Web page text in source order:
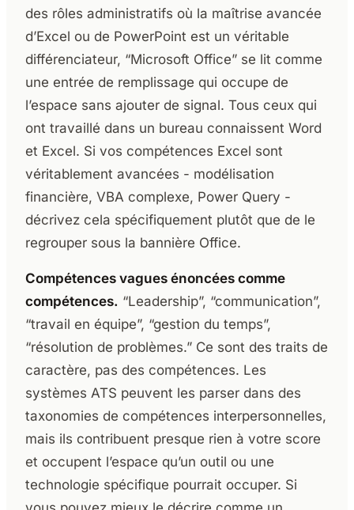
des rôles administratifs où la maîtrise avancée
d’Excel ou de PowerPoint est un véritable
différenciateur, “Microsoft Office” se lit comme
une entrée de remplissage qui occupe de
l’espace sans ajouter de signal. Tous ceux qui
ont travaillé dans un bureau connaissent Word
et Excel. Si vos compétences Excel sont
véritablement avancées - modélisation
financière, VBA complexe, Power Query -
décrivez cela spécifiquement plutôt que de le
regrouper sous la bannière Office.
Compétences vagues énoncées comme
compétences. “Leadership”, “communication”,
“travail en équipe”, “gestion du temps”,
“résolution de problèmes.” Ce sont des traits de
caractère, pas des compétences. Les
systèmes ATS peuvent les parser dans des
taxonomies de compétences interpersonnelles,
mais ils contribuent presque rien à votre score
et occupent l’espace qu’un outil ou une
technologie spécifique pourrait occuper. Si